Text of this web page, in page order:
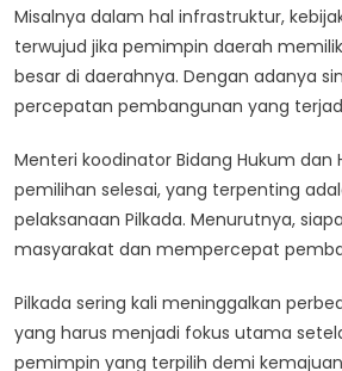
Misalnya dalam hal infrastruktur,
terwujud jika pemimpin daerah
besar di daerahnya. Dengan adanya
percepatan pembangunan yang
Menteri koodinator Bidang Hukum dan
pemilihan selesai, yang terpenting
pelaksanaan Pilkada. Menurutnya,
masyarakat dan mempercepat
Pilkada sering kali meninggalkan
yang harus menjadi fokus utama
pemimpin yang terpilih demi